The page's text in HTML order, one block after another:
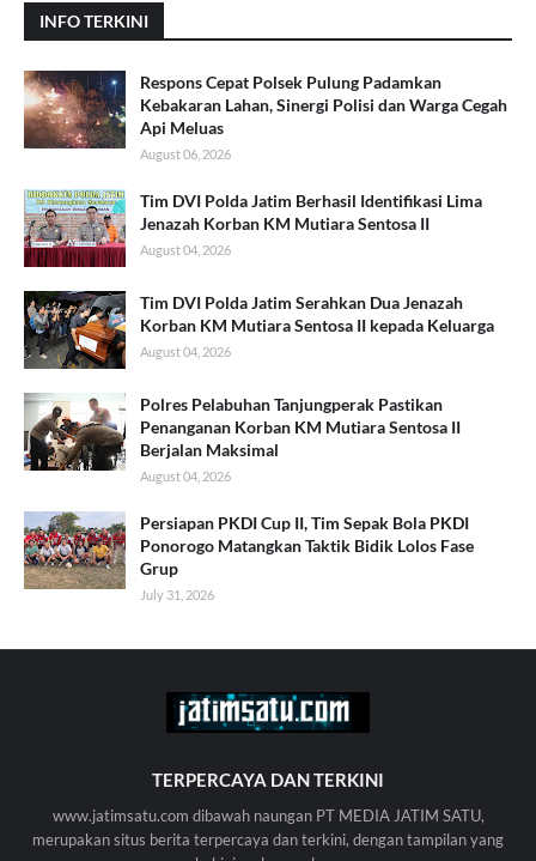
INFO TERKINI
Respons Cepat Polsek Pulung Padamkan
Kebakaran Lahan, Sinergi Polisi dan Warga Cegah
Api Meluas
August 06, 2026
Tim DVI Polda Jatim Berhasil Identifikasi Lima
Jenazah Korban KM Mutiara Sentosa II
August 04, 2026
Tim DVI Polda Jatim Serahkan Dua Jenazah
Korban KM Mutiara Sentosa II kepada Keluarga
August 04, 2026
Polres Pelabuhan Tanjungperak Pastikan
Penanganan Korban KM Mutiara Sentosa II
Berjalan Maksimal
August 04, 2026
Persiapan PKDI Cup II, Tim Sepak Bola PKDI
Ponorogo Matangkan Taktik Bidik Lolos Fase
Grup
July 31, 2026
TERPERCAYA DAN TERKINI
www.jatimsatu.com dibawah naungan PT MEDIA JATIM SATU,
merupakan situs berita terpercaya dan terkini, dengan tampilan yang